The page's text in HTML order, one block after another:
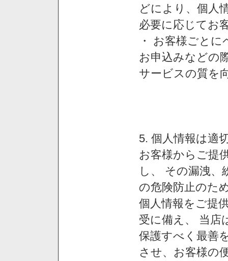
どにより、個人
必要に応じてお
・ お客様ごと
お申込みなどの
サービスの質を
5. 個人情報は適
お客様からご提
し、 その漏洩、
の危険防止のた
個人情報をご提
受に備え、 当店
保護すべく最善
させ、お客様の